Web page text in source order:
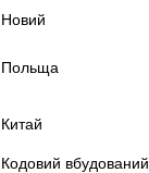
Новий
Польща
Китай
Кодовий вбудований